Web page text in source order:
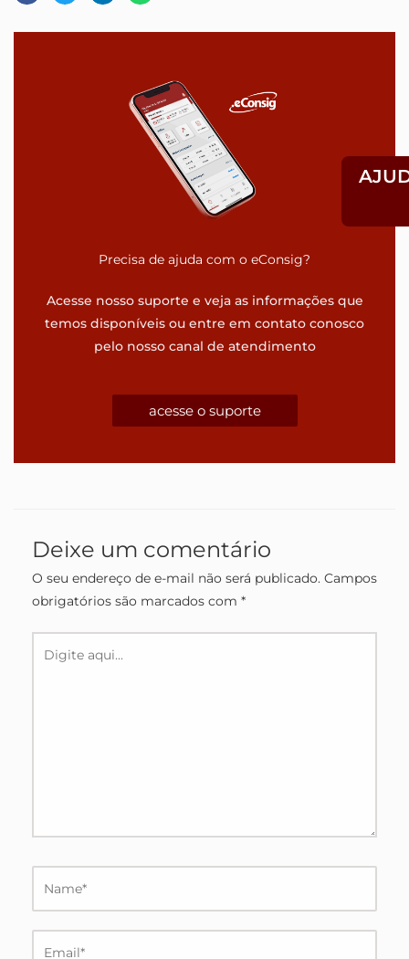
Precisa de ajuda com o eConsig?
Acesse nosso suporte e veja as informações que
temos disponíveis ou entre em contato conosco
pelo nosso canal de atendimento
acesse o suporte
Deixe um comentário
O seu endereço de e-mail não será publicado. Campos
obrigatórios são marcados com *
aqui...